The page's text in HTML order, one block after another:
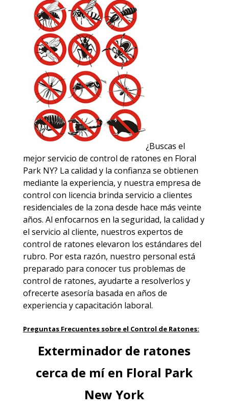
¿Buscas el
mejor servicio de control de ratones en Floral
Park NY? La calidad y la confianza se obtienen
mediante la experiencia, y nuestra empresa de
control con licencia brinda servicio a clientes
residenciales de la zona desde hace más veinte
años. Al enfocarnos en la seguridad, la calidad y
el servicio al cliente, nuestros expertos de
control de ratones elevaron los estándares del
rubro. Por esta razón, nuestro personal está
preparado para conocer tus problemas de
control de ratones, ayudarte a resolverlos y
ofrecerte asesoría basada en años de
experiencia y capacitación laboral.
Preguntas Frecuentes sobre el Control de Ratones:
Exterminador de ratones
cerca de mí en Floral Park
New York